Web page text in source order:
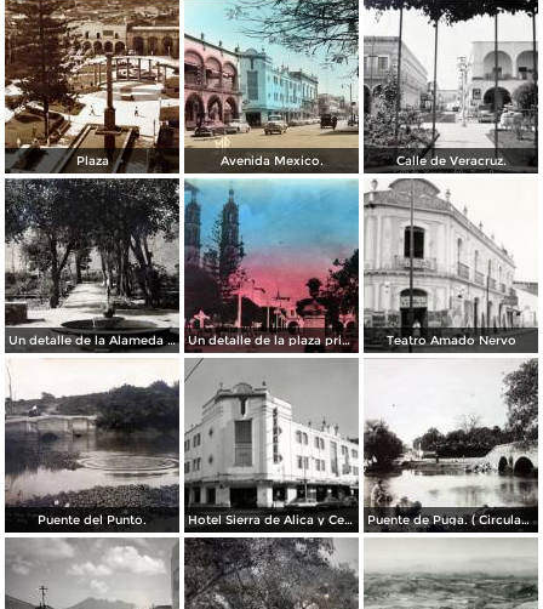
Plaza Avenida Mexico. Calle de Veracruz.
Un detalle de la Alameda ( Circulada el 28 de Junio de 1940 ). Un detalle de la plaza principal ( Circulada el 5 de Junio de 1945 ). Teatro Amado Nervo
Puente del Punto. Hotel Sierra de Alica y Centro de costura Singer Puente de Puga. ( Circulada el 22 de Mayo de 1920 ).